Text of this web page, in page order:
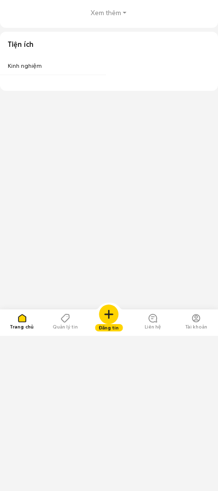
Trang chủ Quản lý tin Đăng tin Liên hệ Tài khoản
Xem thêm
Tiện ích
Kinh nghiệm